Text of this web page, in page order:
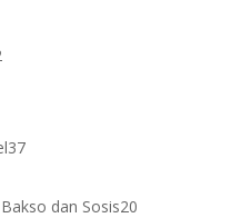
2
3737
dan Sosis2020